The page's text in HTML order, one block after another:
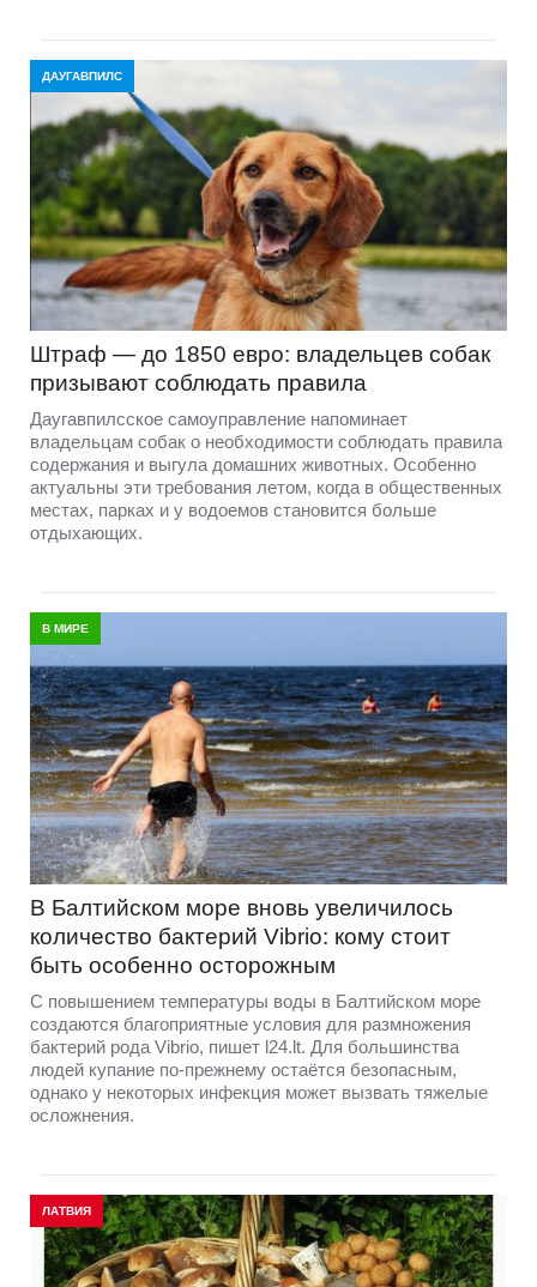
ДАУГАВПИЛС
Штраф — до 1850 евро: владельцев собак
призывают соблюдать правила
Даугавпилсское самоуправление напоминает
владельцам собак о необходимости соблюдать правила
содержания и выгула домашних животных. Особенно
актуальны эти требования летом, когда в общественных
местах, парках и у водоемов становится больше
отдыхающих.
В МИРЕ
В Балтийском море вновь увеличилось
количество бактерий Vibrio: кому стоит
быть особенно осторожным
С повышением температуры воды в Балтийском море
создаются благоприятные условия для размножения
бактерий рода Vibrio, пишет l24.lt. Для большинства
людей купание по-прежнему остаётся безопасным,
однако у некоторых инфекция может вызвать тяжелые
осложнения.
ЛАТВИЯ